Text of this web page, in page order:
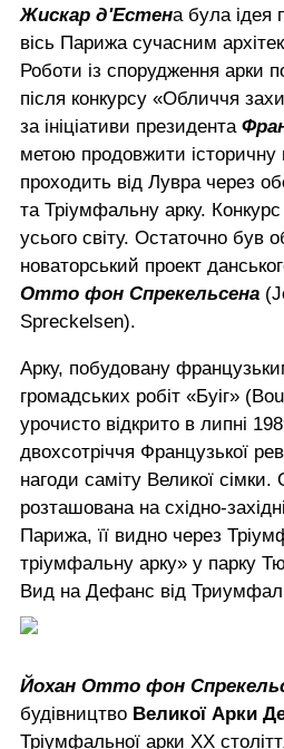
Жискар д'Естена була ідея
вісь Парижа сучасним
Роботи із спорудження арки
після конкурсу «Обличчя
за ініціативи президента
метою продовжити історичну
проходить від Лувра через
та Тріумфальну арку.
усього світу. Остаточно був
новаторський проект
Отто фон Спрекельсена
Spreckelsen).
Арку, побудовану
громадських робіт «Буіг»
урочисто відкрито в липні
двохсотріччя Французької
нагоди саміту Великої сімки.
розташована на східно-
Парижа, її видно через
тріумфальну арку» у парку
Вид на Дефанс від
Йохан Отто фон
будівництво Великої Арки
Тріумфальної арки XX